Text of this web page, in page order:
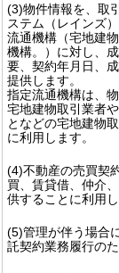
(3)物件情報を、取
ステム（レインズ
流通機構（宅地建
機構。）に対し、
要、契約年月日、
提供します。
指定流通機構は、
宅地建物取引業者
となどの宅地建物
に利用します。
(4)不動産の売買契
買、賃貸借、仲介
供することに利用し
(5)管理が伴う場合
託契約業務履行の